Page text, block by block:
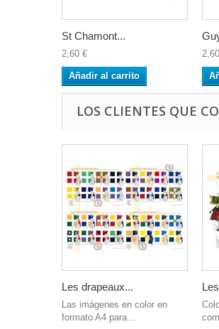
St Chamont...
2,60 €
Añadir al carrito
LOS CLIENTES QUE
Les drapeaux...
Las imágenes en color en
formato A4 para...